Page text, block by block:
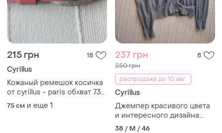
215 грн 18
Cyrillus
Кожаный ремешок косичка
от cyrillus - paris обхват 73-
79см
75 см и еще 1
237 грн 8
250 грн
распродажа до 10 авг.
Cyrillus
Джемпер красивого цвета
и интересного дизайна
cyrillus m
38 / M / 46